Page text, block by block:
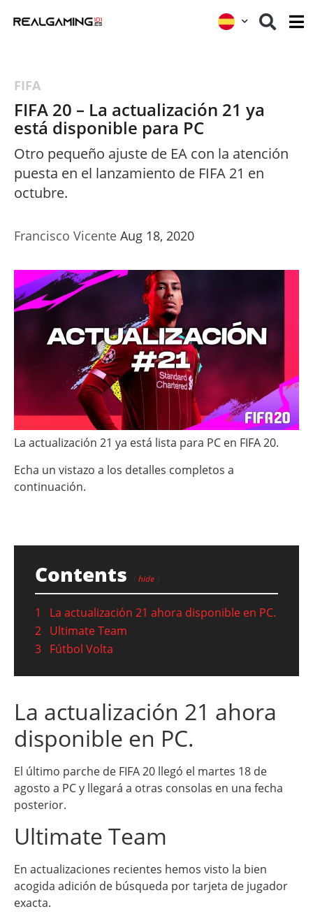
FIFA
FIFA 20 – La actualización 21 ya
está disponible para PC
Otro pequeño ajuste de EA con la atención
puesta en el lanzamiento de FIFA 21 en
octubre.
Francisco Vicente Aug 18, 2020
La actualización 21 ya está lista para PC en FIFA 20.
Echa un vistazo a los detalles completos a
continuación.
Contents hide
1
La actualización 21 ahora disponible en PC.
2 Ultimate Team
3 Fútbol Volta
La actualización 21 ahora
disponible en PC.
El último parche de FIFA 20 llegó el martes 18 de
agosto a PC y llegará a otras consolas en una fecha
posterior.
Ultimate Team
En actualizaciones recientes hemos visto la bien
acogida adición de búsqueda por tarjeta de jugador
exacta.